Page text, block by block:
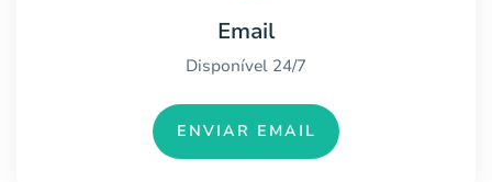
Email
Disponível 24/7
ENVIAR EMAIL